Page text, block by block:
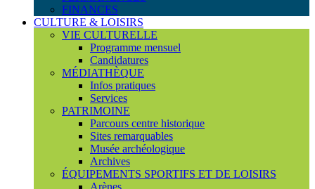
FINANCES
CULTURE & LOISIRS
VIE CULTURELLE
Programme mensuel
Candidatures
MÉDIATHÈQUE
Infos pratiques
Services
PATRIMOINE
Parcours centre historique
Sites remarquables
Musée archéologique
Archives
ÉQUIPEMENTS SPORTIFS ET DE LOISIRS
Arènes